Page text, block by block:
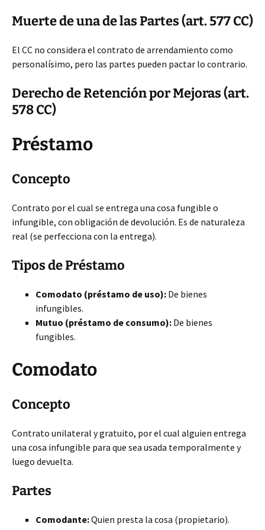
Muerte de una de las Partes (art. 577 CC)
El CC no considera el contrato de arrendamiento como
personalísimo, pero las partes pueden pactar lo contrario.
Derecho de Retención por Mejoras (art.
578 CC)
Préstamo
Concepto
Contrato por el cual se entrega una cosa fungible o
infungible, con obligación de devolución. Es de naturaleza
real (se perfecciona con la entrega).
Tipos de Préstamo
Comodato (préstamo de uso): De bienes
infungibles.
Mutuo (préstamo de consumo): De bienes
fungibles.
Comodato
Concepto
Contrato unilateral y gratuito, por el cual alguien entrega
una cosa infungible para que sea usada temporalmente y
luego devuelta.
Partes
Comodante:Quien presta la cosa (propietario).